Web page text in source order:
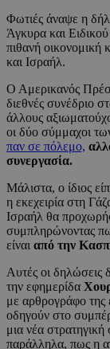
Φωτιές άναψε η
Άγκυρα και
πιθανή οικονομική
και Ισραήλ.
Ο Αμερικανός
διεθνές συνέδριο
άλλους
οι δύο σύμμαχοι
παν σε πόλεμο,
συνεργασία.
Μάλιστα, ο ίδιος
η εκεχειρία στη
Ισραήλ θα
συμπληρώνοντας
είναι από την
Αυτές οι δηλώσεις
την εφημερίδα
με αρθρογράφο
οδηγούν στο
μια νέα
παράλληλα, πως η